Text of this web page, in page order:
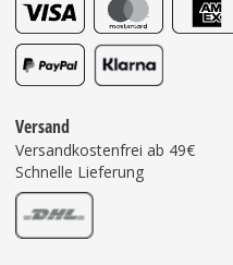
Versand
Versandkostenfrei ab 49€
Schnelle Lieferung